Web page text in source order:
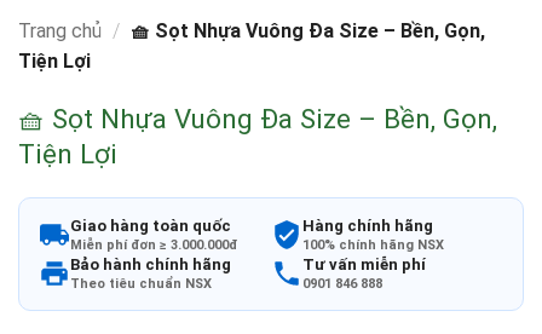
Trang chủ / 🧺 Sọt Nhựa Vuông Đa Size – Bền, Gọn,
Tiện Lợi
🧺 Sọt Nhựa Vuông Đa Size – Bền, Gọn,
Tiện Lợi
Giao hàng toàn quốc
Miễn phí đơn ≥ 3.000.000đ
Hàng chính hãng
100% chính hãng NSX
Bảo hành chính hãng
Theo tiêu chuẩn NSX
Tư vấn miễn phí
0901 846 888